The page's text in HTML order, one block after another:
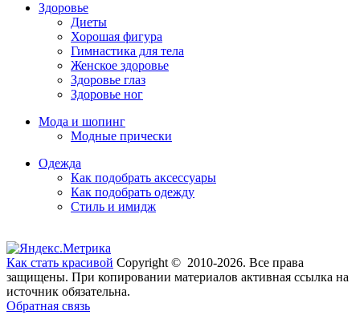
Здоровье
Диеты
Хорошая фигура
Гимнастика для тела
Женское здоровье
Здоровье глаз
Здоровье ног
Мода и шопинг
Модные прически
Одежда
Как подобрать аксессуары
Как подобрать одежду
Стиль и имидж
Как стать красивой Copyright © 2010-2026. Все права
защищены. При копировании материалов активная ссылка на
источник обязательна.
Обратная связь